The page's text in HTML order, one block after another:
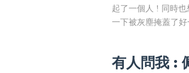
起了一個人 ! 同時
一下被灰塵掩蓋了
有人問我 :